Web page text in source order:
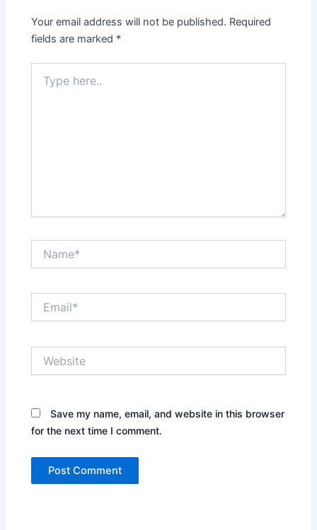
Your email address will not be published. Required
fields are marked *
here..
Save my name, email, and website in this browser
for the next time I comment.